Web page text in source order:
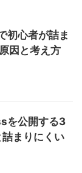
初心者が詰ま
因と考え方
を公開する3
まりにくい